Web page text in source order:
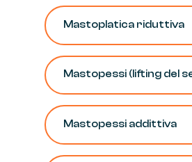
Mastoplatica riduttiva
Mastopessi (lifting del
Mastopessi addittiva